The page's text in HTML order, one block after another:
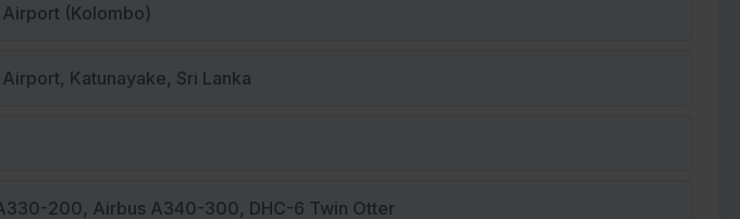
(Kolombo)
Katunayake, Sri Lanka
200, Airbus A340-300, DHC-6 Twin Otter